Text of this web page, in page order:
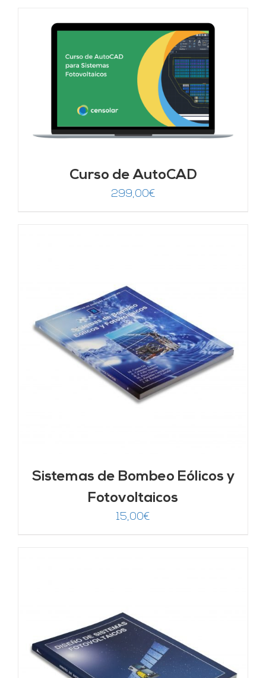
Curso de AutoCAD
299,00€
Sistemas de Bombeo Eólicos y
Fotovoltaicos
15,00€